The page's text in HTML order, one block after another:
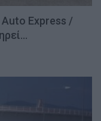
Auto Express /